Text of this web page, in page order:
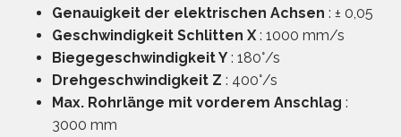
Genauigkeit der elektrischen Achsen : ± 0,05
Geschwindigkeit Schlitten X: 1000 mm/s
Biegegeschwindigkeit Y: 180°/s
Drehgeschwindigkeit Z : 400°/s
Max. Rohrlänge mit vorderem Anschlag :
3000 mm